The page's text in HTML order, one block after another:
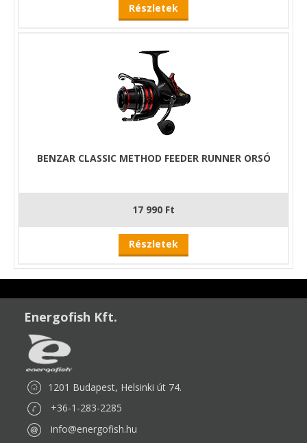
Részletek
BENZAR CLASSIC METHOD FEEDER RUNNER ORSÓ
17 990 Ft
Részletek
Energofish Kft.
1201 Budapest, Helsinki út 74.
+36-1-283-2285
info@energofish.hu